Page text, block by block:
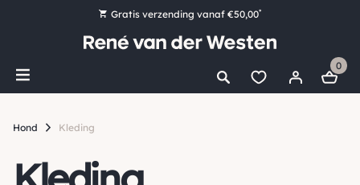
Gratis verzending vanaf €50,00*
Bestel nu, betaal later met Klarna
Ruim 16.000 artikelen op voorraad
0
Hond Kleding